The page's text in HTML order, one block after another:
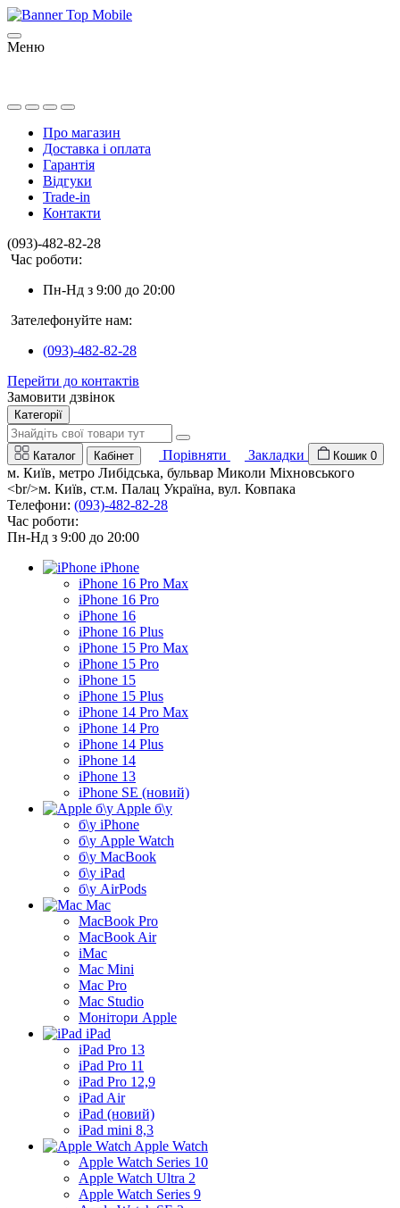
Меню
Про магазин
Доставка і оплата
Гарантія
Відгуки
Trade-in
Контакти
(093)-482-82-28
Час роботи:
Пн-Нд з 9:00 до 20:00
Зателефонуйте нам:
(093)-482-82-28
Перейти до контактів
Замовити дзвінок
Категорії
Каталог Кабінет Порівняти Закладки Кошик 0
м. Київ, метро Либідська, бульвар Миколи Міхновського
<br/>м. Київ, ст.м. Палац Україна, вул. Ковпака
Телефони: (093)-482-82-28
Час роботи:
Пн-Нд з 9:00 до 20:00
iPhone
iPhone 16 Pro Max
iPhone 16 Pro
iPhone 16
iPhone 16 Plus
iPhone 15 Pro Max
iPhone 15 Pro
iPhone 15
iPhone 15 Plus
iPhone 14 Pro Max
iPhone 14 Pro
iPhone 14 Plus
iPhone 14
iPhone 13
iPhone SE (новий)
Apple б\у
б\у iPhone
б\у Apple Watch
б\у MacBook
б\у iPad
б\у AirPods
Mac
MacBook Pro
MacBook Air
iMac
Mac Mini
Mac Pro
Mac Studio
Монітори Apple
iPad
iPad Pro 13
iPad Pro 11
iPad Pro 12,9
iPad Air
iPad (новий)
iPad mini 8,3
Apple Watch
Apple Watch Series 10
Apple Watch Ultra 2
Apple Watch Series 9